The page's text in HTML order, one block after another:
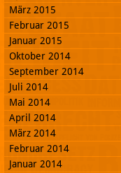
März 2015
Februar 2015
Januar 2015
Oktober 2014
September 2014
Juli 2014
Mai 2014
April 2014
März 2014
Februar 2014
Januar 2014